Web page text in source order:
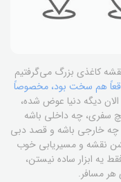
کاغذی بزرگ می‌گرفتیم
هم سخت بود، مخصوصاً
دیگه دنیا عوض شده،
سفری، چه داخلی باشه
چه خارجی باشه و قصد دبی
نقشه و مسیریابی خوب
یه ابزار ساده نیستن،
هر مسافر.